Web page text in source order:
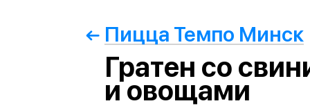
Пицца Темпо Минск
Гратен со
и овощами